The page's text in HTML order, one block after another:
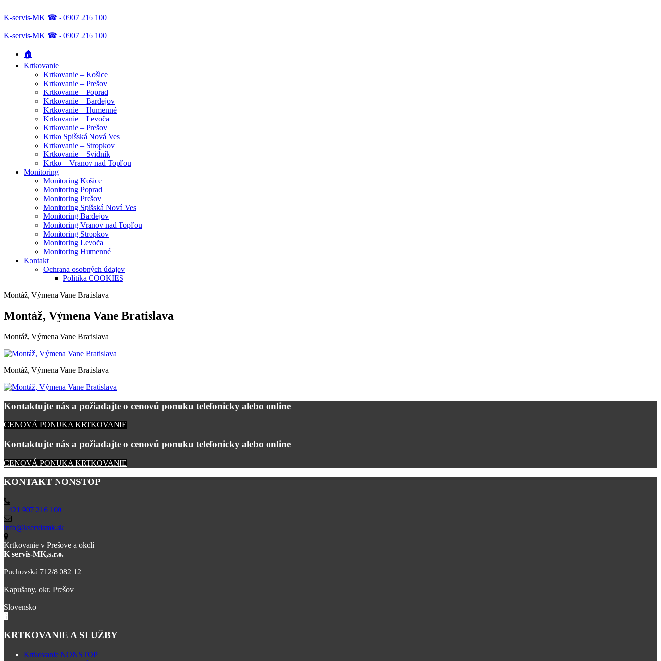
K-servis-MK ☎ - 0907 216 100
K-servis-MK ☎ - 0907 216 100
🏠
Krtkovanie
Krtkovanie – Košice
Krtkovanie – Prešov
Krtkovanie – Poprad
Krtkovanie – Bardejov
Krtkovanie – Humenné
Krtkovanie – Levoča
Krtkovanie – Prešov
Krtko Spišská Nová Ves
Krtkovanie – Stropkov
Krtkovanie – Svidník
Krtko – Vranov nad Topľou
Monitoring
Monitoring Košice
Monitoring Poprad
Monitoring Prešov
Monitoring Spišská Nová Ves
Monitoring Bardejov
Monitoring Vranov nad Topľou
Monitoring Stropkov
Monitoring Levoča
Monitoring Humenné
Kontakt
Ochrana osobných údajov
Politika COOKIES
Montáž, Výmena Vane Bratislava
Montáž, Výmena Vane Bratislava
Montáž, Výmena Vane Bratislava
Montáž, Výmena Vane Bratislava
Kontaktujte nás a požiadajte o cenovú ponuku telefonicky alebo online
CENOVÁ PONUKA KRTKOVANIE
Kontaktujte nás a požiadajte o cenovú ponuku telefonicky alebo online
CENOVÁ PONUKA KRTKOVANIE
KONTAKT NONSTOP
+421 907 216 100
info@kservismk.sk
Krtkovanie v Prešove a okolí
K servis-MK,s.r.o.
Puchovská 712/8 082 12
Kapušany, okr. Prešov
Slovensko
KRTKOVANIE A SLUŽBY
Krtkovanie NONSTOP